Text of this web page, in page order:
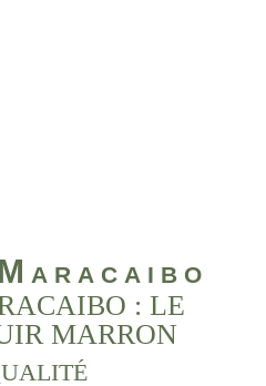
: LE
MARRON